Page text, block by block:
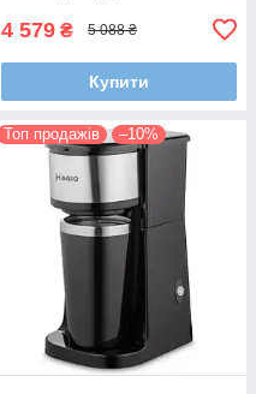
4 579 ₴ 5 088 ₴
Купити
Топ продажів –10%